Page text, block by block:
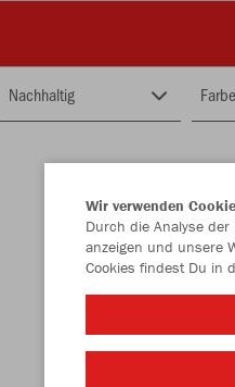
Nachhaltig Farbe
Wir verwenden
Durch die Analyse
anzeigen und unsere
Cookies findest Du in